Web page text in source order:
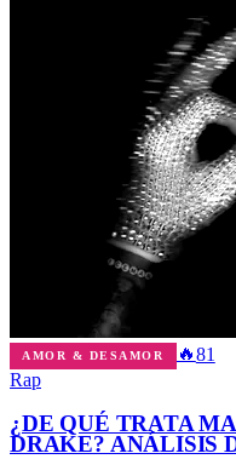
AMOR & DESAMOR 🔥81
Rap
¿DE QUÉ TRATA
DRAKE? ANÁLISIS